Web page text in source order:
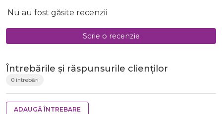
Nu au fost găsite recenzii
Scrie o recenzie
Întrebările și răspunsurile clienților
0 întrebări
ADAUGĂ ÎNTREBARE